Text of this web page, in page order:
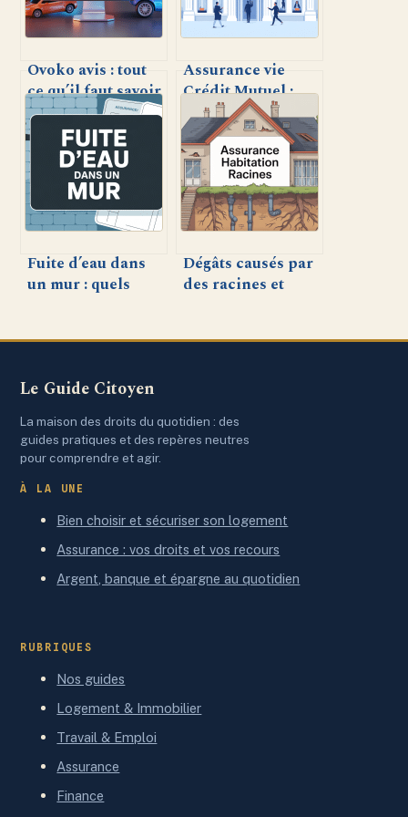
Ovoko avis : tout
ce qu’il faut savoir
avant d’acheter ou
vendre
Assurance vie
Crédit Mutuel :
avis, points forts
et inconvénients
Fuite d’eau dans
un mur : quels
votre assurance
Dégâts causés par
des racines et
vous devez
Le Guide Citoyen
La maison des droits du quotidien : des
guides pratiques et des repères neutres
pour comprendre et agir.
À LA UNE
Bien choisir et sécuriser son logement
Assurance : vos droits et vos recours
Argent, banque et épargne au quotidien
RUBRIQUES
Nos guides
Logement & Immobilier
Travail & Emploi
Assurance
Finance